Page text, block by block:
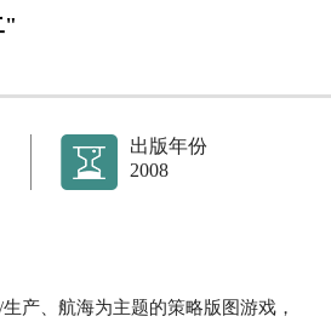
"
出版年份
2008
产、航海为主题的策略版图游戏，